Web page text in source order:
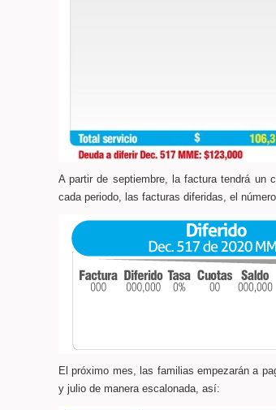
A partir de septiembre, la factura tendrá un
cada periodo, las facturas diferidas, el
El próximo mes, las familias empezarán a
y julio de manera escalonada, así: